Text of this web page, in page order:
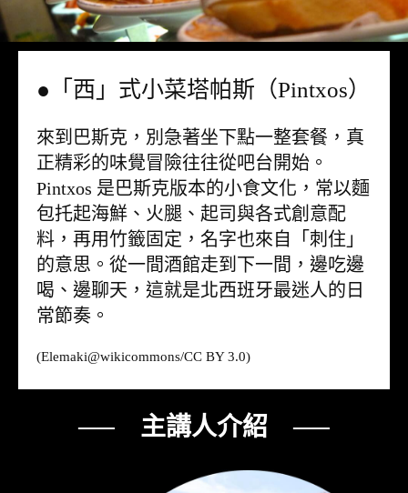
●「西」式小菜塔帕斯（Pintxos）
來到巴斯克，別急著坐下點一整套餐，真
正精彩的味覺冒險往往從吧台開始。
Pintxos 是巴斯克版本的小食文化，常以麵
包托起海鮮、火腿、起司與各式創意配
料，再用竹籤固定，名字也來自「刺住」
的意思。從一間酒館走到下一間，邊吃邊
喝、邊聊天，這就是北西班牙最迷人的日
常節奏。
(Elemaki@wikicommons/CC BY 3.0)
── 主講人介紹 ──